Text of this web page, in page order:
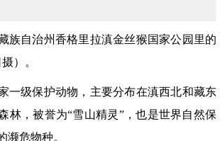
族自治州香格里拉滇金丝猴国家公园里的
）。
一级保护动物，主要分布在滇西北和藏东
林，被誉为“雪山精灵”，也是世界自然保
濒危物种。